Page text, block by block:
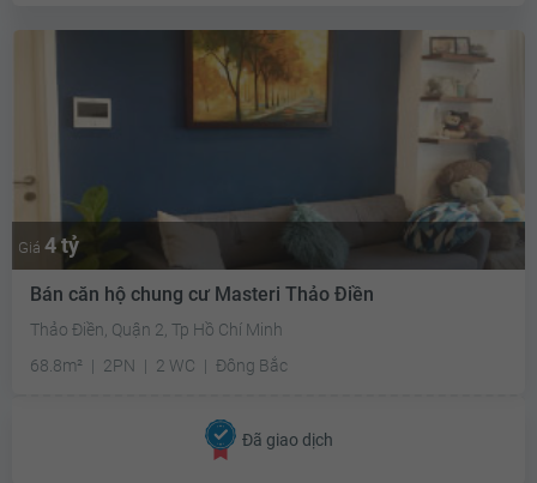
Giá 4 tỷ
Bán căn hộ chung cư Masteri Thảo Điền
Thảo Điền, Quận 2, Tp Hồ Chí Minh
68.8m²
2PN 2 WC Đông Bắc
Đã giao dịch